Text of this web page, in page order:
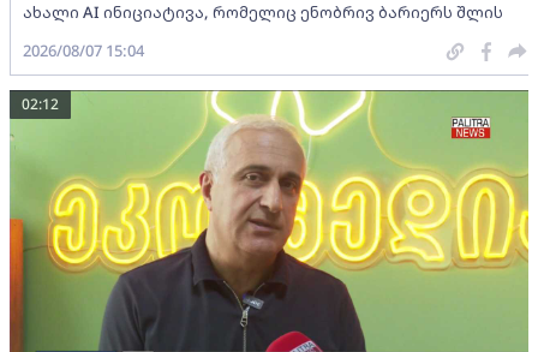
ახალი AI ინიციატივა, რომელიც ენობრივ ბარიერს შლის
2026/08/07 15:04
02:12